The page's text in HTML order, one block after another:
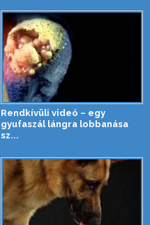
Rendkívüli videó – egy
gyufaszál lángra lobbanása
sz...